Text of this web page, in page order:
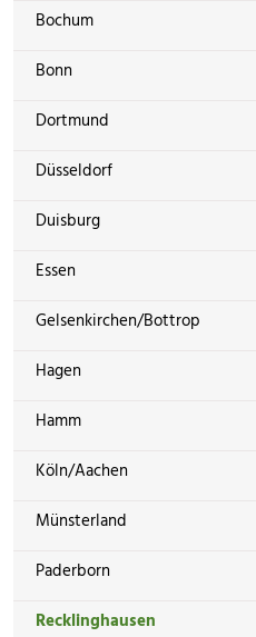
Bochum
Bonn
Dortmund
Düsseldorf
Duisburg
Essen
Gelsenkirchen/Bottrop
Hagen
Hamm
Köln/Aachen
Münsterland
Paderborn
Recklinghausen